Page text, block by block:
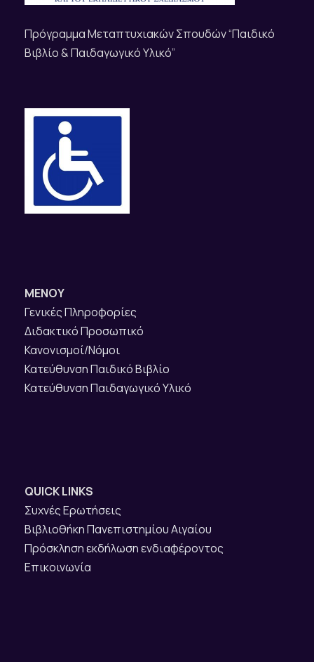
Πρόγραμμα Μεταπτυχιακών Σπουδών “Παιδικό
Βιβλίο & Παιδαγωγικό Υλικό”
ΜΕΝΟΥ
Γενικές Πληροφορίες
Διδακτικό Προσωπικό
Κανονισμοί/Νόμοι
Κατεύθυνση Παιδικό Βιβλίο
Κατεύθυνση Παιδαγωγικό Υλικό
QUICK LINKS
Συχνές Ερωτήσεις
Βιβλιοθήκη Πανεπιστημίου Αιγαίου
Πρόσκληση εκδήλωση ενδιαφέροντος
Επικοινωνία